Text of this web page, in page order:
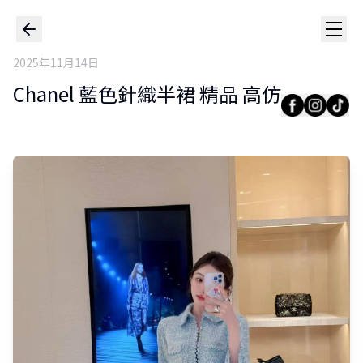
2025年11月14日
Chanel 藍色針織半裙 精品 高仿